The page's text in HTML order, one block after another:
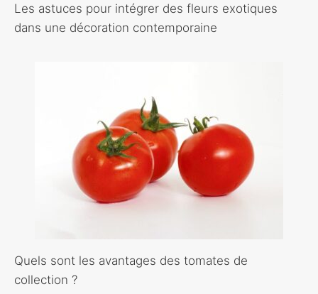
Les astuces pour intégrer des fleurs exotiques
dans une décoration contemporaine
Quels sont les avantages des tomates de
collection ?